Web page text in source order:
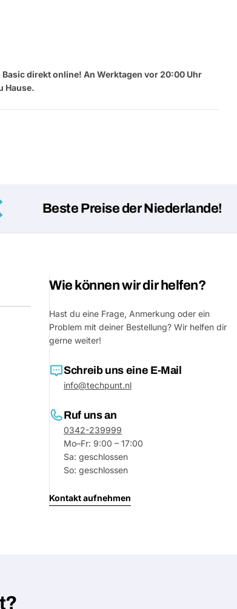
direkt online! An Werktagen vor 20:00 Uhr
Hause.
Dieses Produkt teilen
Dein
Deine
Telefon
Beste Preise der Niederlande!
Wie können wir dir helfen?
Hast du eine Frage, Anmerkung oder ein
Problem mit deiner Bestellung? Wir helfen dir
gerne weiter!
Schreib uns eine E-Mail
info@techpunt.nl
Ruf uns an
0342-239999
Mo–Fr: 9:00 – 17:00
Sa: geschlossen
So: geschlossen
Kontakt aufnehmen